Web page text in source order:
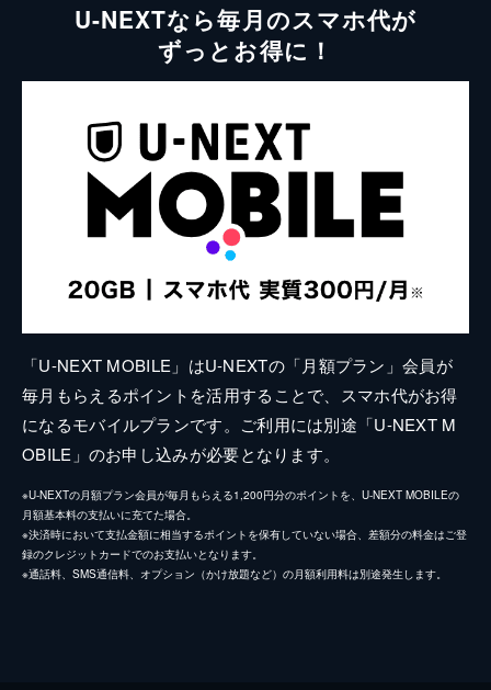
U-NEXTなら毎月のスマホ代が
ずっとお得に！
「U-NEXT MOBILE」はU-NEXTの「月額プラン」会員が
毎月もらえるポイントを活用することで、スマホ代がお得
になるモバイルプランです。ご利用には別途「U-NEXT M
OBILE」のお申し込みが必要となります。
※U-NEXTの月額プラン会員が毎月もらえる1,200円分のポイントを、U-NEXT MOBILEの
月額基本料の支払いに充てた場合。
※決済時において支払金額に相当するポイントを保有していない場合、差額分の料金はご登
録のクレジットカードでのお支払いとなります。
※通話料、SMS通信料、オプション（かけ放題など）の月額利用料は別途発生します。